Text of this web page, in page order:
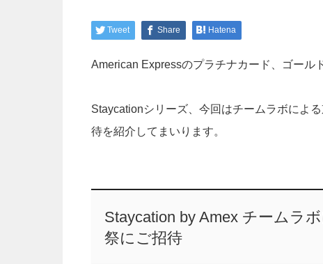
Tweet Share Hatena
American Expressのプラチナカード、ゴール
Staycationシリーズ、今回はチームラボによ
待を紹介してまいります。
Staycation by Amex チームラ
祭にご招待